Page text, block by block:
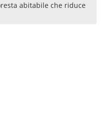
abitabile che riduce